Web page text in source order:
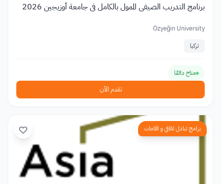
برنامج التدريب الصيفي الممول بالكامل في جامعة أوزيجين 2026
Özyeğin University
تركيا
متاح دائمًا
تقدم الآن
برامج تبادل ثقافي و اقامات